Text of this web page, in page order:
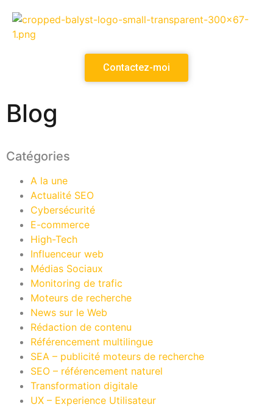
Contactez-moi
Blog
Catégories
A la une
Actualité SEO
Cybersécurité
E-commerce
High-Tech
Influenceur web
Médias Sociaux
Monitoring de trafic
Moteurs de recherche
News sur le Web
Rédaction de contenu
Référencement multilingue
SEA – publicité moteurs de recherche
SEO – référencement naturel
Transformation digitale
UX – Experience Utilisateur